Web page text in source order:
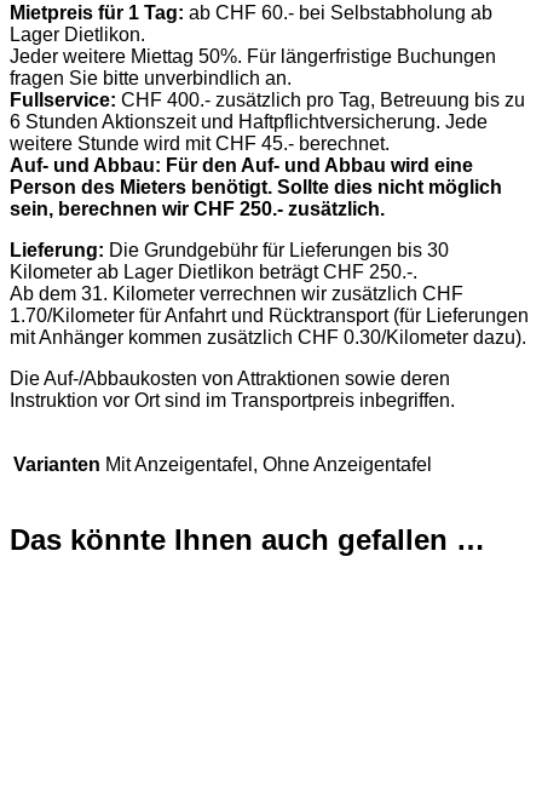
Mietpreis für 1 Tag: ab CHF 60.- bei Selbstabholung ab
Lager Dietlikon.
Jeder weitere Miettag 50%. Für längerfristige Buchungen
fragen Sie bitte unverbindlich an.
Fullservice: CHF 400.- zusätzlich pro Tag, Betreuung bis zu
6 Stunden Aktionszeit und Haftpflichtversicherung. Jede
weitere Stunde wird mit CHF 45.- berechnet.
Auf- und Abbau: Für den Auf- und Abbau wird eine
Person des Mieters benötigt. Sollte dies nicht möglich
sein, berechnen wir CHF 250.- zusätzlich.
Lieferung: Die Grundgebühr für Lieferungen bis 30
Kilometer ab Lager Dietlikon beträgt CHF 250.-.
Ab dem 31. Kilometer verrechnen wir zusätzlich CHF
1.70/Kilometer für Anfahrt und Rücktransport (für Lieferungen
mit Anhänger kommen zusätzlich CHF 0.30/Kilometer dazu).
Die Auf-/Abbaukosten von Attraktionen sowie deren
Instruktion vor Ort sind im Transportpreis inbegriffen.
Varianten Mit Anzeigentafel, Ohne Anzeigentafel
Das könnte Ihnen auch gefallen …